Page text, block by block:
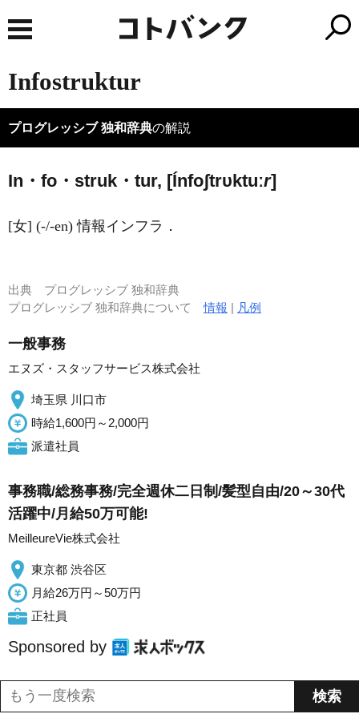
Infostruktur
プログレッシブ 独和辞典の解説
In・fo・struk・tur, [Ínfoʃtrυktuːr]
[女] (-/-en) 情報インフラ．
出典 プログレッシブ 独和辞典
プログレッシブ 独和辞典について情報 | 凡例
一般事務
エヌズ・スタッフサービス株式会社
埼玉県 川口市
時給1,600円～2,000円
派遣社員
事務職/総務事務/完全週休二日制/髪型自由/20～30代
活躍中/月給50万可能!
MeilleureVie株式会社
東京都 渋谷区
月給26万円～50万円
正社員
Sponsored by